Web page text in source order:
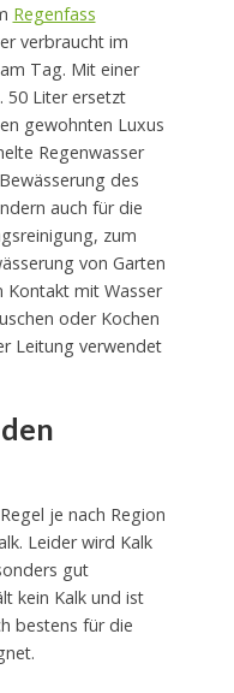
Regenfass
verbraucht im
Tag. Mit einer
50 Liter ersetzt
gewohnten Luxus
Regenwasser
des
auch für die
zum
von Garten
Kontakt mit Wasser
oder Kochen
Leitung verwendet
je nach Region
Leider wird Kalk
gut
kein Kalk und ist
bestens für die